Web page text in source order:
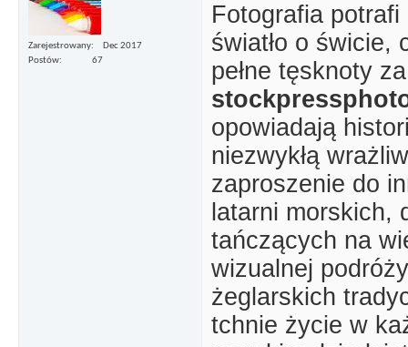
Zarejestrowany
Dec 2017
Postów
67
Fotografia
światło o świcie,
pełne tęsknoty
opowiadają
niezwykłą
zaproszenie do
latarni morskich,
tańczących na
wizualnej
żeglarskich
tchnie życie w